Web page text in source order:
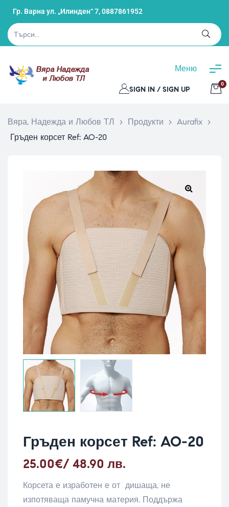
Гр. Варна ул. „Илинден“ 7,0887861952
Меню
SIGN IN / SIGN UP
0
Вяра, Надежда и Любов ТЛ > Продукти > Aurafix >
Гръден корсет Ref: AO-20
Гръден корсет Ref: AO-20
25.00€/ 48.90 лв.
Корсета е изработен е от дишаща, не
изпотяваща памучна материя. Поддържа